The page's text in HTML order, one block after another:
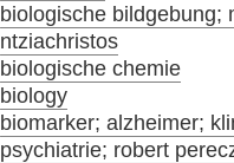
biologische bildgebung;
ntziachristos
biologische chemie
biology
biomarker; alzheimer;
psychiatrie; robert